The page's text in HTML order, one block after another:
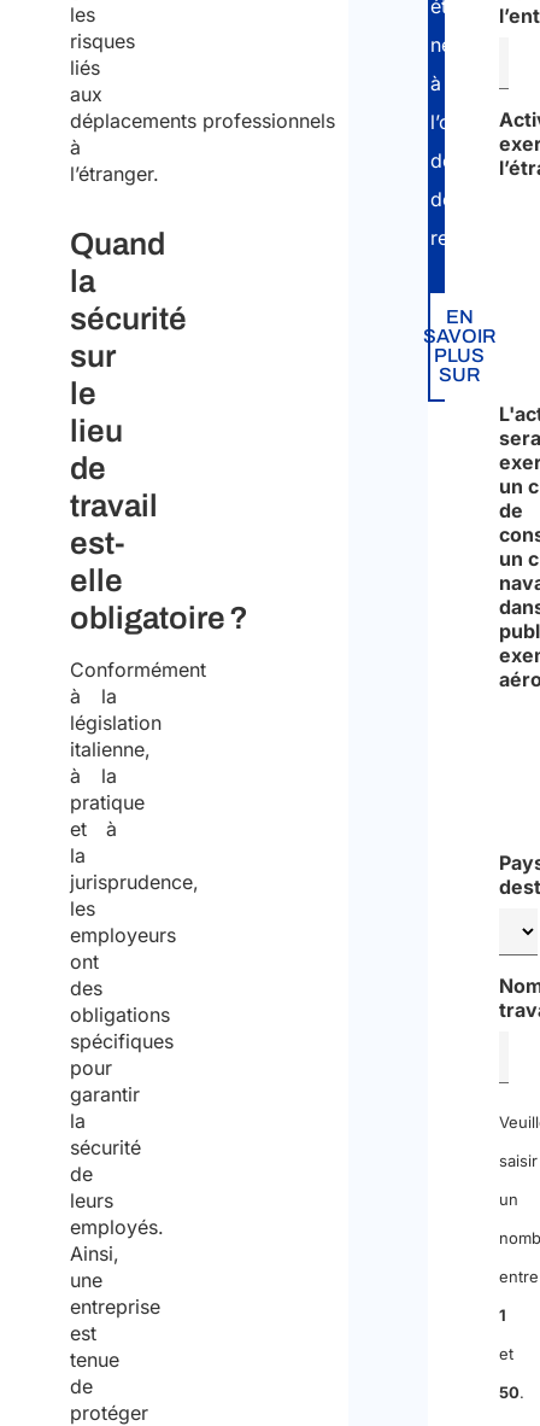
les
risques
liés
aux
déplacements professionnels
à
l’étranger.
Quand
la
sécurité
sur
le
lieu
de
travail
est-
elle
obligatoire ?
Conformément
à la
législation
italienne,
à la
pratique
et à
la
jurisprudence,
les
employeurs
ont
des
obligations
spécifiques
pour
garantir
la
sécurité
de
leurs
employés.
Ainsi,
une
entreprise
est
tenue
de
protéger
étapes
nécessaires
à
l’obtention
des
documents
requis.
EN
SAVOIR
PLUS
SUR
un
de
un
saisir
un
entre
1
et
50.